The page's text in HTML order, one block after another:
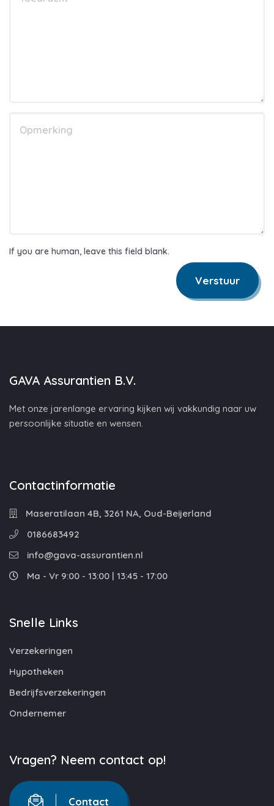
If you are human, leave this field blank.
Verstuur
GAVA Assurantien B.V.
Met onze jarenlange ervaring kijken wij vakkundig naar uw
persoonlijke situatie en wensen.
Contactinformatie
Maseratilaan 4B, 3261 NA, Oud-Beijerland
0186683492
info@gava-assurantien.nl
Ma - Vr 9:00 - 13:00 | 13:45 - 17:00
Snelle Links
Verzekeringen
Hypotheken
Bedrijfsverzekeringen
Ondernemer
Vragen? Neem contact op!
Contact